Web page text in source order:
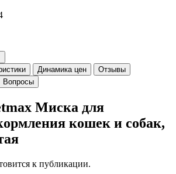
Динамика цен
Отзывы
Вопросы
Миска для
кошек и собак,
к публикации.